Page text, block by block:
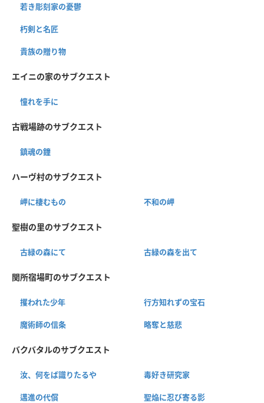
若き彫刻家の憂鬱
朽剣と名匠
貴族の贈り物
エイニの家のサブクエスト
憧れを手に
古戦場跡のサブクエスト
鎮魂の鐘
ハーヴ村のサブクエスト
岬に棲むもの 不和の岬
聖樹の里のサブクエスト
古緑の森にて 古緑の森を出て
関所宿場町のサブクエスト
攫われた少年 行方知れずの宝石
魔術師の信条 略奪と慈悲
バクバタルのサブクエスト
汝、何をば識りたるや 毒好き研究家
邁進の代償 聖焔に忍び寄る影